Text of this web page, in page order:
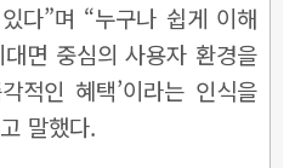
다”며 “누구나 쉽게 이해
면 중심의 사용자 환경을
적인 혜택’이라는 인식을
말했다.